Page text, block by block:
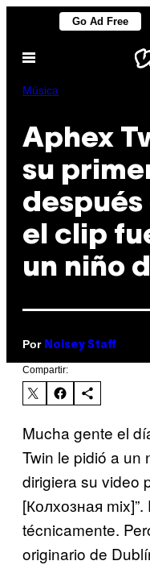
contenido
Go Ad Free
Abrir
Música
Aphex
su
después
el clip
un niño
Por Noisey Staff
Compartir:
Mucha gente el
Twin le pidió a un
dirigiera su video
[Колхозная
técnicamente.
originario de